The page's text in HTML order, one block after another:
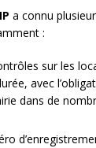
a connu
:
sur les
avec
dans de